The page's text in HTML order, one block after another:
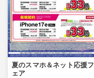
夏のスマホ＆ネット応援フ
ェア